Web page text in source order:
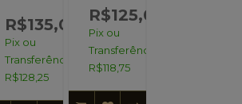
R$135,00
Pix ou
Transferência:
R$128,25
R$125,00
Pix ou
Transferência:
R$118,75